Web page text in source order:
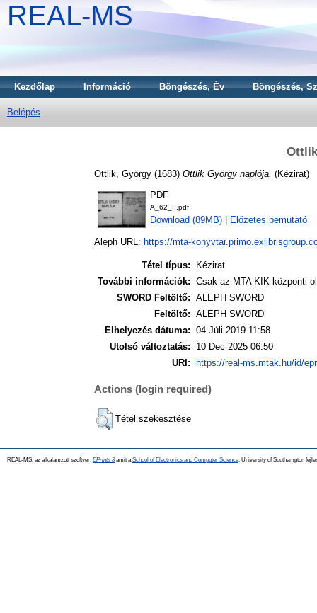
REAL-MS
Kezdőlap Információ Böngészés, Év Böngészés,
Belépés
Ottlik, György (1683) Ottlik György naplója. (Kézirat)
PDF
A_62_II.pdf
Download (89MB) Előzetes bemutató
Aleph URL: https://mta-
Tétel típus:
Kézirat
További információk: Csak az MTA KIK központi
SWORD Feltöltő: ALEPH SWORD
Feltöltő: ALEPH SWORD
Elhelyezés dátuma: 04 Júli 2019 11:58
Utolsó változtatás:
10 Dec 2025 06:50
URI:
https://real-ms.mtak.hu/id/
Actions (login required)
Tétel szekesztése
REAL-MS, az alkalamzott szoftver: EPrints 3amit a School of Electronics and Computer Science , University of Southampton